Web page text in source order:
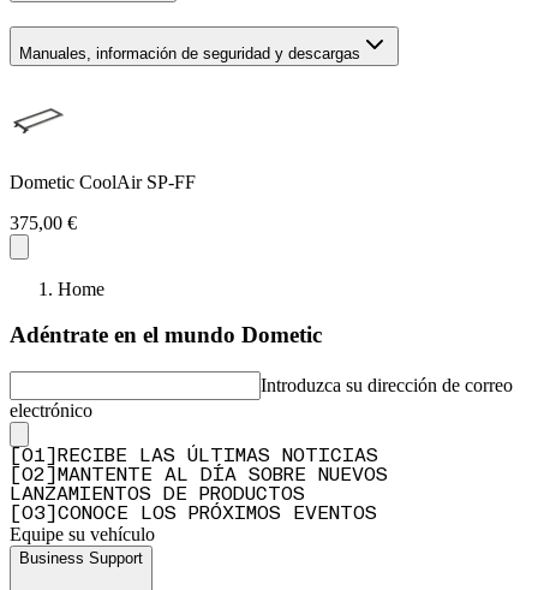
Manuales, información de seguridad y descargas
Dometic CoolAir SP-FF
375,00 €
Home
Adéntrate en el mundo Dometic
Introduzca su dirección de correo
electrónico
01
RECIBE LAS ÚLTIMAS NOTICIAS
02
MANTENTE AL DÍA SOBRE NUEVOS
LANZAMIENTOS DE PRODUCTOS
03 CONOCE LOS PRÓXIMOS EVENTOS
Equipe su vehículo
Business Support